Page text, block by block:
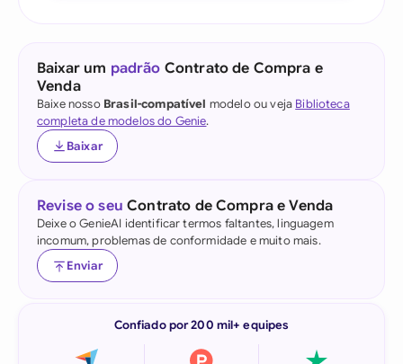
Baixar um padrão Contrato de Compra e
Venda
Baixe nosso Brasil-compatível modelo ou veja Biblioteca
completa de modelos do Genie.
Baixar
Revise o seu Contrato de Compra e Venda
Deixe o GenieAI identificar termos faltantes, linguagem
incomum, problemas de conformidade e muito mais.
Enviar
Confiado por 200 mil+ equipes